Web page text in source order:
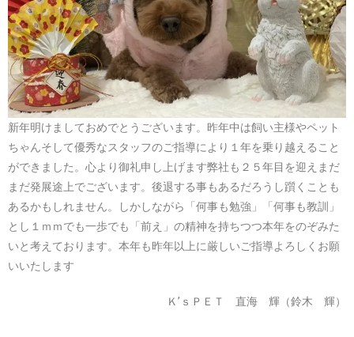
新年明けましておめでとうございます。昨年中は飼い主様やペット
ちゃんそして優秀なスタッフのご指導により１年を乗り越えること
ができました。心より御礼申し上げます弊社も２５年目を迎えまだ
まだ発展途上でございます。後退する事もあるだろうし躓くことも
あるかもしれません。しかしながら「何事も勉強」「何事も教訓」
とし１ｍｍでも一歩でも「前え」の精神を持ちつつ本年をのぞみた
いと考えております。本年も昨年以上に厳しいご指導よろしくお願
いいたします
Ｋ’ｓＰＥＴ 直海 輝（鈴木 輝）